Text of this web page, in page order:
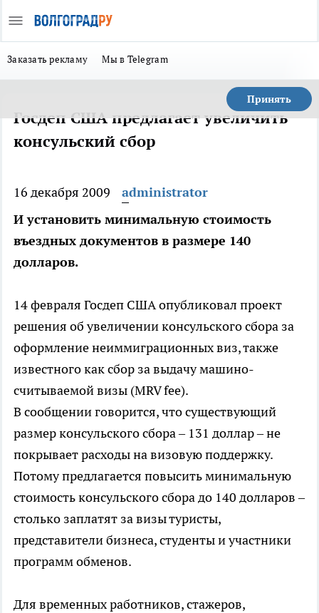
Заказать рекламу Мы в Telegram
Принять
Госдеп США предлагает увеличить
консульский сбор
16 декабря 2009
administrator
И установить минимальную стоимость
въездных документов в размере 140
долларов.
14 февраля Госдеп США опубликовал проект
решения об увеличении консульского сбора за
оформление неиммиграционных виз, также
известного как сбор за выдачу машино-
считываемой визы (MRV fee).
В сообщении говорится, что существующий
размер консульского сбора – 131 доллар – не
покрывает расходы на визовую поддержку.
Потому предлагается повысить минимальную
стоимость консульского сбора до 140 долларов –
столько заплатят за визы туристы,
представители бизнеса, студенты и участники
программ обменов.
Для временных работников, стажеров,